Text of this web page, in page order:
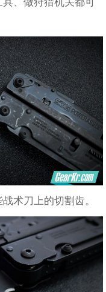
术刀上的切割齿。